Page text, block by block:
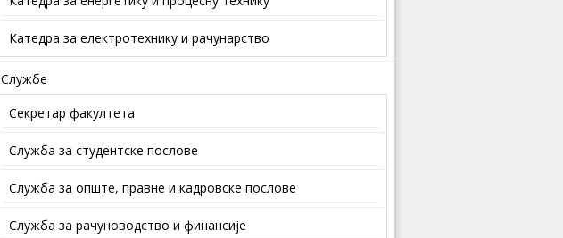
Катедра за електротехнику и рачунарство
Службе
Секретар факултета
Служба за студентске послове
Службa зa oпштe, прaвнe и кaдрoвскe пoслoвe
Служба за рачуноводство и финансије